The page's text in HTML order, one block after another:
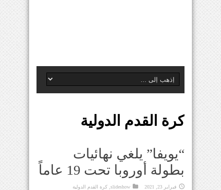
كرة القدم الدولية
“يويفا” يلغي نهائيات
بطولة أوروبا تحت 19 عاماً
فبراير 23, 2021 slideshow كرة القدم الدولية